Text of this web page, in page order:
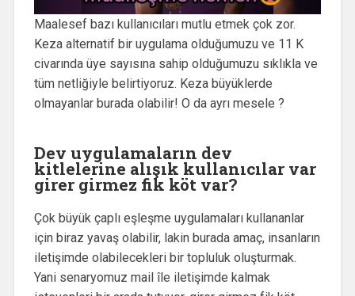
Maalesef bazı kullanıcıları mutlu etmek çok zor.
Keza alternatif bir uygulama olduğumuzu ve 11 K
civarında üye sayısına sahip olduğumuzu sıklıkla ve
tüm netliğiyle belirtiyoruz. Keza büyüklerde
olmayanlar burada olabilir! O da ayrı mesele ?
Dev uygulamaların dev
kitlelerine alışık kullanıcılar var
girer girmez fik köt var?
Çok büyük çaplı eşleşme uygulamaları kullananlar
için biraz yavaş olabilir, lakin burada amaç, insanların
iletişimde olabilecekleri bir topluluk oluşturmak.
Yani senaryomuz mail île iletişimde kalmak